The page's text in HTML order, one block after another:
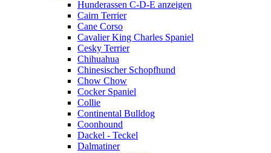
Hunderassen C-D-E anzeigen
Cairn Terrier
Cane Corso
Cavalier King Charles Spaniel
Cesky Terrier
Chihuahua
Chinesischer Schopfhund
Chow Chow
Cocker Spaniel
Collie
Continental Bulldog
Coonhound
Dackel - Teckel
Dalmatiner